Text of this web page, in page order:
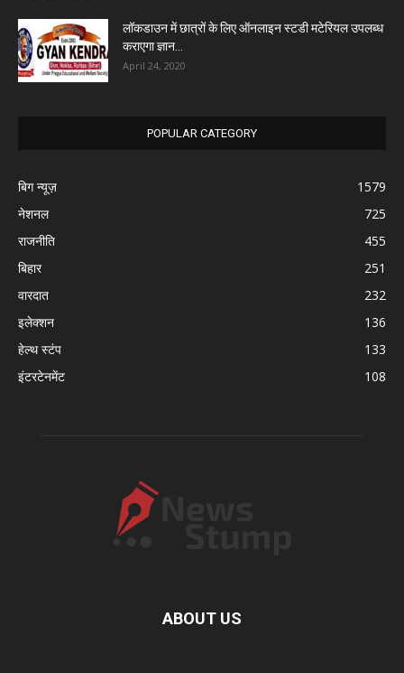
लॉकडाउन में छात्रों के लिए ऑनलाइन स्टडी मटेरियल उपलब्ध
कराएगा ज्ञान...
April 24, 2020
POPULAR CATEGORY
बिग न्यूज़
1579
नेशनल
725
राजनीति
455
बिहार
251
वारदात
232
इलेक्शन
136
हेल्थ स्टंप
133
इंटरटेनमेंट
108
ABOUT US